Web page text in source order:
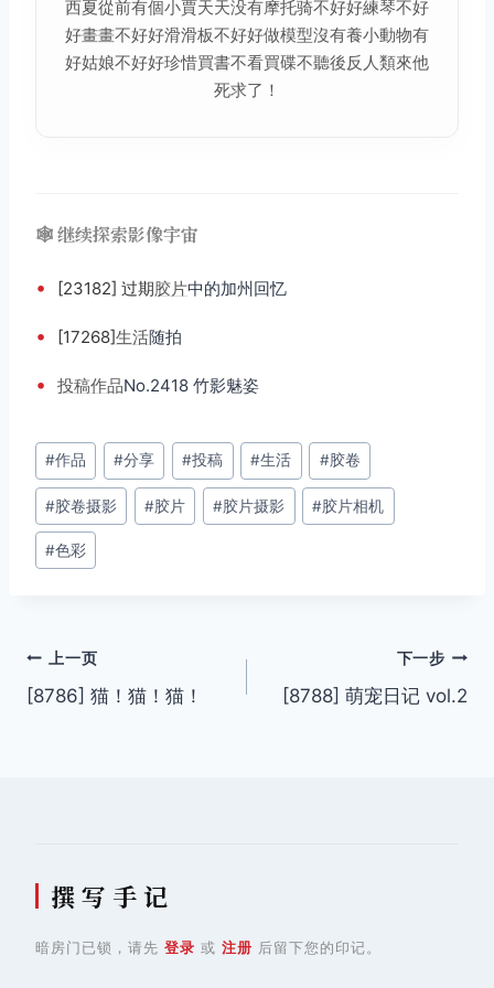
西夏從前有個小賈天天没有摩托骑不好好練琴不好
好畫畫不好好滑滑板不好好做模型沒有養小動物有
好姑娘不好好珍惜買書不看買碟不聽後反人類來他
死求了！
🕸️ 继续探索影像宇宙
• [23182] 过期胶片中的加州回忆
• [17268]生活随拍
• 投稿作品No.2418 竹影魅姿
文
章
标
签：
#作品 #分享 #投稿 #生活 #胶卷
#胶卷摄影 #胶片 #胶片摄影 #胶片相机
#色彩
文
章
上一页
[8786] 猫！猫！猫！
下一步
[8788] 萌宠日记 vol.2
撰 写 手 记
暗房门已锁，请先 登录 或 注册 后留下您的印记。